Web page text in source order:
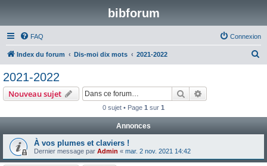
bibforum
FAQ Connexion
Index du forum Dis-moi dix mots 2021-2022
2021-2022
Nouveau sujet Rechercher
0 sujet • Page 1 sur 1
Annonces
À vos plumes et claviers !
Dernier message par Admin « mar. 2 nov. 2021 14:42